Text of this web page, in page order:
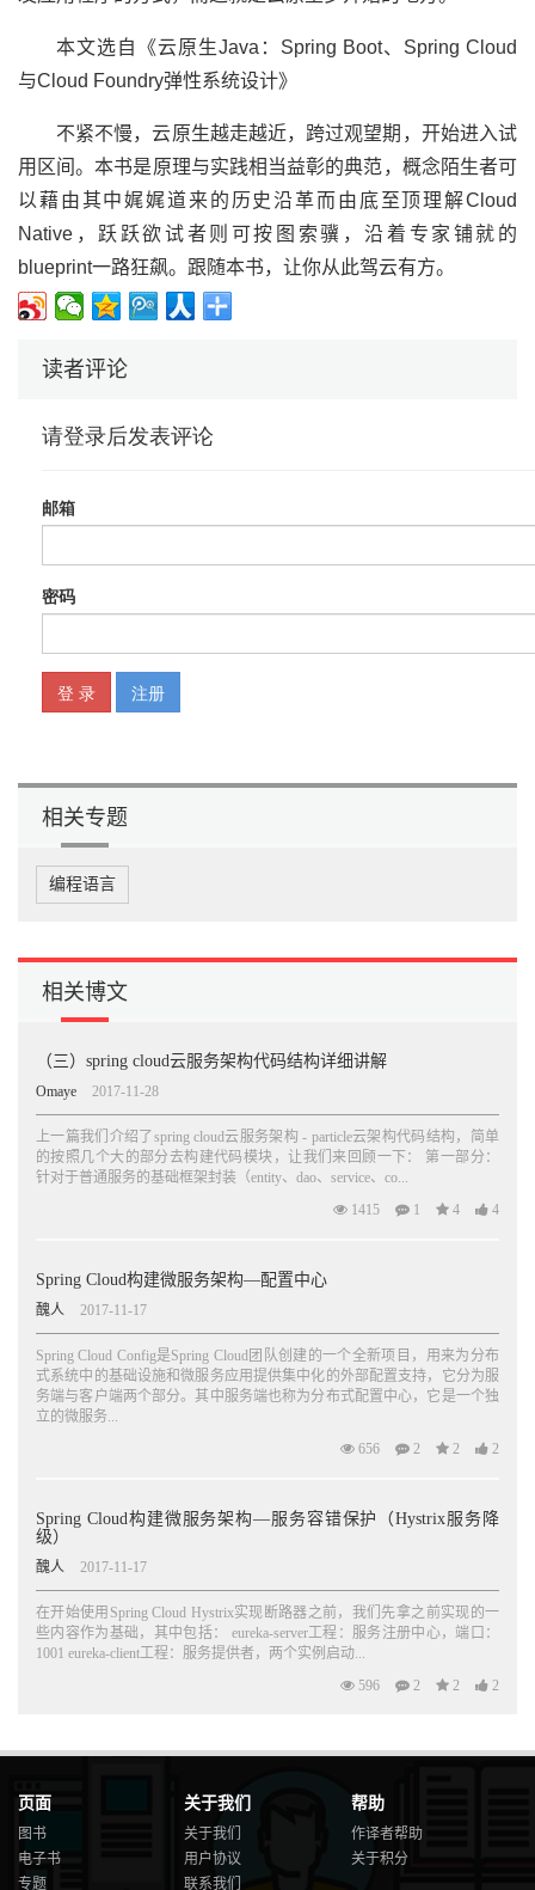
本文选自《云原生Java：Spring Boot、Spring Cloud
与Cloud Foundry弹性系统设计》
不紧不慢，云原生越走越近，跨过观望期，开始进入试
用区间。本书是原理与实践相当益彰的典范，概念陌生者可
以藉由其中娓娓道来的历史沿革而由底至顶理解Cloud
Native，跃跃欲试者则可按图索骥，沿着专家铺就的
blueprint一路狂飙。跟随本书，让你从此驾云有方。
读者评论
相关专题
编程语言
相关博文
（三）spring cloud云服务架构代码结构详细讲解
Omaye 2017-11-28
上一篇我们介绍了spring cloud云服务架构 - particle云架构代码结构，简单
的按照几个大的部分去构建代码模块，让我们来回顾一下： 第一部分：
针对于普通服务的基础框架封装（entity、dao、service、co...
1415
1 4 4
Spring Cloud构建微服务架构—配置中心
醜人 2017-11-17
Spring Cloud Config是Spring Cloud团队创建的一个全新项目，用来为分布
式系统中的基础设施和微服务应用提供集中化的外部配置支持，它分为服
务端与客户端两个部分。其中服务端也称为分布式配置中心，它是一个独
立的微服务...
656
2 2 2
Spring Cloud构建微服务架构—服务容错保护（Hystrix服务降
级）
醜人 2017-11-17
在开始使用Spring Cloud Hystrix实现断路器之前，我们先拿之前实现的一
些内容作为基础，其中包括： eureka-server工程：服务注册中心，端口：
1001 eureka-client工程：服务提供者，两个实例启动...
596
2 2 2
页面
图书
电子书
专题
关于我们
关于我们
用户协议
联系我们
帮助
作译者帮助
关于积分